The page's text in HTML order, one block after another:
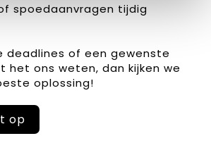
spoedaanvragen tijdig
deadlines of een gewenste
het ons weten, dan kijken we
oplossing!
op